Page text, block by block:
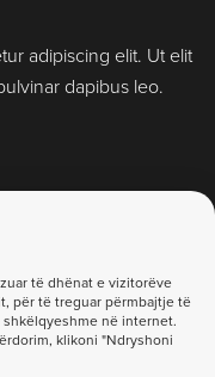
adipiscing elit. Ut elit
dapibus leo.
të dhënat e vizitorëve
për të treguar përmbajtje të
në internet.
klikoni "Ndryshoni